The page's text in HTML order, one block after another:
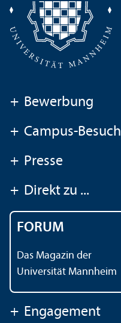
+ Bewerbung
+ Campus-Besuch
+ Presse
+ Direkt zu ...
FORUM
Das Magazin der
Universität Mannheim
+ Engagement